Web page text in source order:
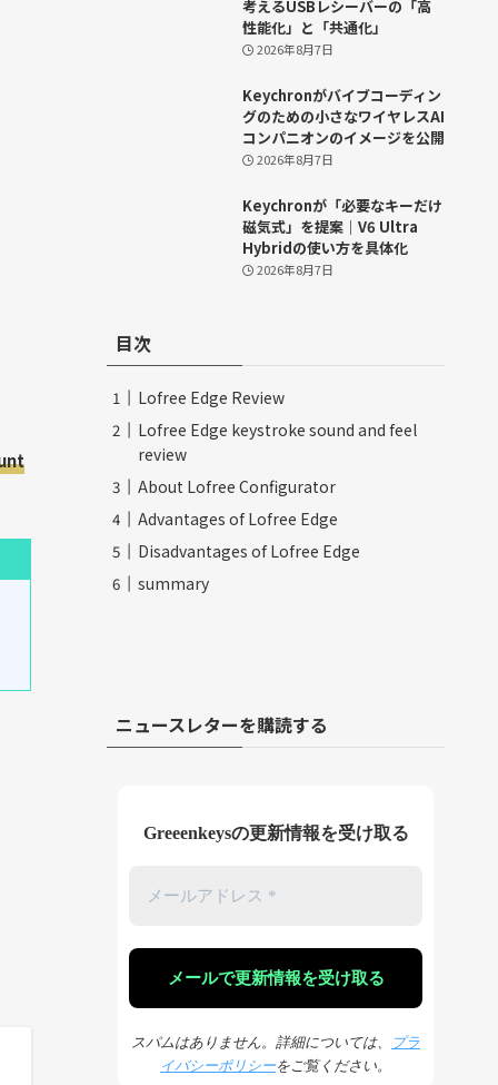
考えるUSBレシーバーの「高
性能化」と「共通化」
2026年8月7日
Keychronがバイブコーディン
グのための小さなワイヤレスAI
コンパニオンのイメージを公開
2026年8月7日
Keychronが「必要なキーだけ
磁気式」を提案｜V6 Ultra
Hybridの使い方を具体化
2026年8月7日
目次
Lofree Edge Review
Lofree Edge keystroke sound and feel
review
About Lofree Configurator
Advantages of Lofree Edge
Disadvantages of Lofree Edge
summary
ニュースレターを購読する
Greeenkeysの更新情報を受け取る
スパムはありません。詳細については、
プラ
イバシーポリシーをご覧ください。